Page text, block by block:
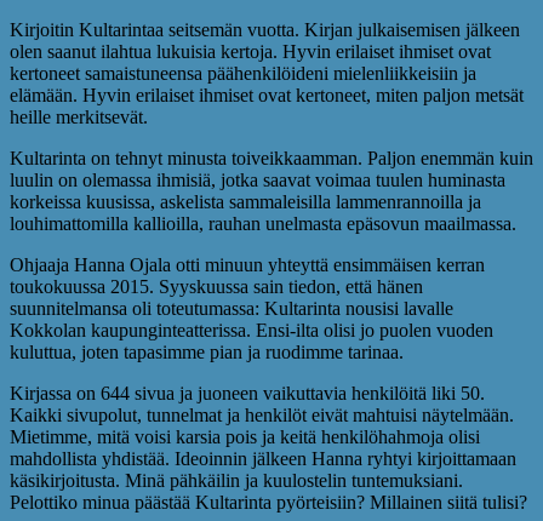
Kirjoitin Kultarintaa seitsemän vuotta. Kirjan julkaisemisen jälkeen
olen saanut ilahtua lukuisia kertoja. Hyvin erilaiset ihmiset ovat
kertoneet samaistuneensa päähenkilöideni mielenliikkeisiin ja
elämään. Hyvin erilaiset ihmiset ovat kertoneet, miten paljon metsät
heille merkitsevät.
Kultarinta on tehnyt minusta toiveikkaamman. Paljon enemmän kuin
luulin on olemassa ihmisiä, jotka saavat voimaa tuulen huminasta
korkeissa kuusissa, askelista sammaleisilla lammenrannoilla ja
louhimattomilla kallioilla, rauhan unelmasta epäsovun maailmassa.
Ohjaaja Hanna Ojala otti minuun yhteyttä ensimmäisen kerran
toukokuussa 2015. Syyskuussa sain tiedon, että hänen
suunnitelmansa oli toteutumassa: Kultarinta nousisi lavalle
Kokkolan kaupunginteatterissa. Ensi-ilta olisi jo puolen vuoden
kuluttua, joten tapasimme pian ja ruodimme tarinaa.
Kirjassa on 644 sivua ja juoneen vaikuttavia henkilöitä liki 50.
Kaikki sivupolut, tunnelmat ja henkilöt eivät mahtuisi näytelmään.
Mietimme, mitä voisi karsia pois ja keitä henkilöhahmoja olisi
mahdollista yhdistää. Ideoinnin jälkeen Hanna ryhtyi kirjoittamaan
käsikirjoitusta. Minä pähkäilin ja kuulostelin tuntemuksiani.
Pelottiko minua päästää Kultarinta pyörteisiin? Millainen siitä tulisi?